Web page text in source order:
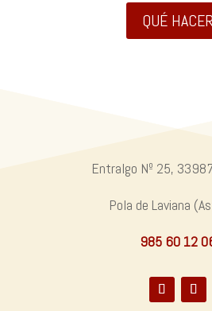
QUÉ
Entralgo Nº 25,
Pola de Laviana
985 60 12